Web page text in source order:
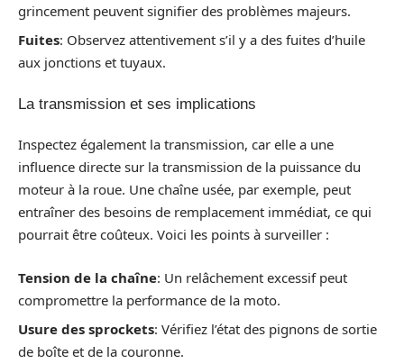
grincement peuvent signifier des problèmes majeurs.
Fuites: Observez attentivement s’il y a des fuites d’huile
aux jonctions et tuyaux.
La transmission et ses implications
Inspectez également la transmission, car elle a une
influence directe sur la transmission de la puissance du
moteur à la roue. Une chaîne usée, par exemple, peut
entraîner des besoins de remplacement immédiat, ce qui
pourrait être coûteux. Voici les points à surveiller :
Tension de la chaîne: Un relâchement excessif peut
compromettre la performance de la moto.
Usure des sprockets: Vérifiez l’état des pignons de sortie
de boîte et de la couronne.